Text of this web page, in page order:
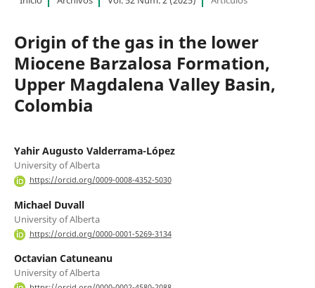
Origin of the gas in the lower
Miocene Barzalosa Formation,
Upper Magdalena Valley Basin,
Colombia
Yahir Augusto Valderrama-López
University of Alberta
https://orcid.org/0009-0008-4352-5030
Michael Duvall
University of Alberta
https://orcid.org/0000-0001-5269-3134
Octavian Catuneanu
University of Alberta